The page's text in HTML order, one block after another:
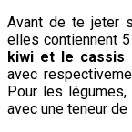
Avant de te jeter
elles contiennent
kiwi et le cassis
avec
Pour les légumes,
avec une teneur de